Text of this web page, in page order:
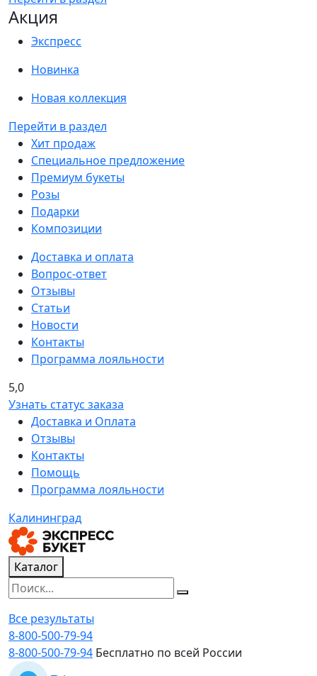
Акция
Экспресс
Новинка
Новая коллекция
Перейти в раздел
Хит продаж
Специальное предложение
Премиум букеты
Розы
Подарки
Композиции
Доставка и оплата
Вопрос-ответ
Отзывы
Статьи
Новости
Контакты
Программа лояльности
5,0
Узнать статус заказа
Доставка и Оплата
Отзывы
Контакты
Помощь
Программа лояльности
Калининград
Каталог
Все результаты
8-800-500-79-94
8-800-500-79-94 Бесплатно по всей России